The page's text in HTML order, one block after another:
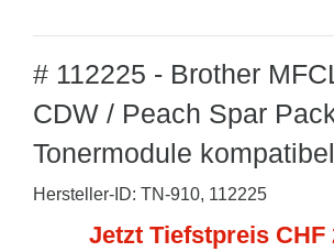
# 112225 - Brother
CDW / Peach Spar
Tonermodule
Hersteller-ID: TN-910, 112225
Jetzt Tiefstpreis CHF